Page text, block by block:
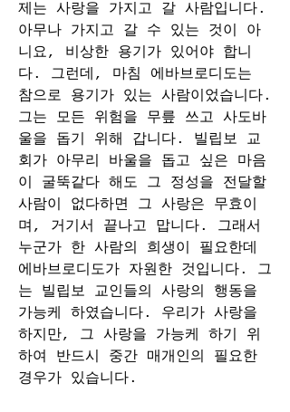
제는 사랑을 가지고 갈 사람입니다.
아무나 가지고 갈 수 있는 것이 아
니요, 비상한 용기가 있어야 합니
다. 그런데, 마침 에바브로디도는
참으로 용기가 있는 사람이었습니다.
그는 모든 위험을 무릎 쓰고 사도바
울을 돕기 위해 갑니다. 빌립보 교
회가 아무리 바울을 돕고 싶은 마음
이 굴뚝같다 해도 그 정성을 전달할
사람이 없다하면 그 사랑은 무효이
며, 거기서 끝나고 맙니다. 그래서
누군가 한 사람의 희생이 필요한데
에바브로디도가 자원한 것입니다. 그
는 빌립보 교인들의 사랑의 행동을
가능케 하였습니다. 우리가 사랑을
하지만, 그 사랑을 가능케 하기 위
하여 반드시 중간 매개인의 필요한
경우가 있습니다.